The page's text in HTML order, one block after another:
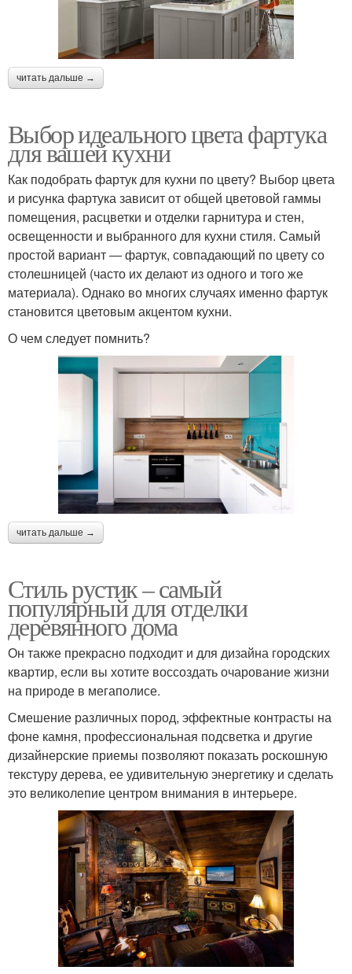
читать дальше →
Выбор идеального цвета фартука
для вашей кухни
Как подобрать фартук для кухни по цвету? Выбор цвета
и рисунка фартука зависит от общей цветовой гаммы
помещения, расцветки и отделки гарнитура и стен,
освещенности и выбранного для кухни стиля. Самый
простой вариант ― фартук, совпадающий по цвету со
столешницей (часто их делают из одного и того же
материала). Однако во многих случаях именно фартук
становится цветовым акцентом кухни.
О чем следует помнить?
читать дальше →
Стиль рустик – самый
популярный для отделки
деревянного дома
Он также прекрасно подходит и для дизайна городских
квартир, если вы хотите воссоздать очарование жизни
на природе в мегаполисе.
Смешение различных пород, эффектные контрасты на
фоне камня, профессиональная подсветка и другие
дизайнерские приемы позволяют показать роскошную
текстуру дерева, ее удивительную энергетику и сделать
это великолепие центром внимания в интерьере.